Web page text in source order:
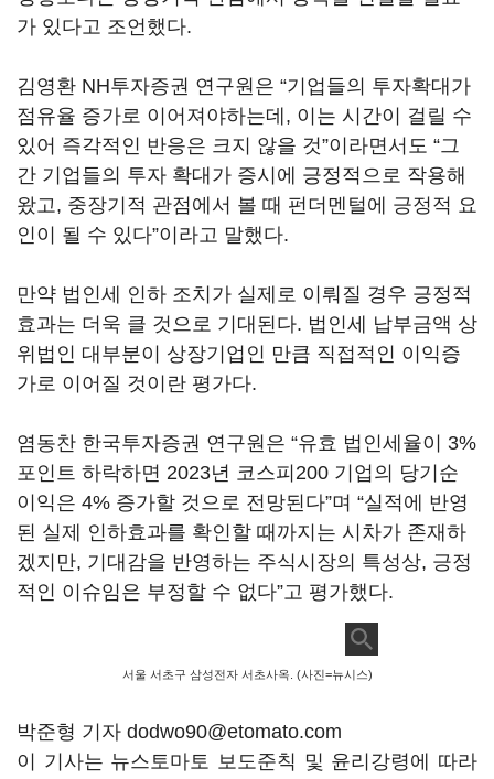
가 있다고 조언했다.
김영환 NH투자증권 연구원은 “기업들의 투자확대가
점유율 증가로 이어져야하는데, 이는 시간이 걸릴 수
있어 즉각적인 반응은 크지 않을 것”이라면서도 “그
간 기업들의 투자 확대가 증시에 긍정적으로 작용해
왔고, 중장기적 관점에서 볼 때 펀더멘털에 긍정적 요
인이 될 수 있다”이라고 말했다.
만약 법인세 인하 조치가 실제로 이뤄질 경우 긍정적
효과는 더욱 클 것으로 기대된다. 법인세 납부금액 상
위법인 대부분이 상장기업인 만큼 직접적인 이익증
가로 이어질 것이란 평가다.
염동찬 한국투자증권 연구원은 “유효 법인세율이 3%
포인트 하락하면 2023년 코스피200 기업의 당기순
이익은 4% 증가할 것으로 전망된다”며 “실적에 반영
된 실제 인하효과를 확인할 때까지는 시차가 존재하
겠지만, 기대감을 반영하는 주식시장의 특성상, 긍정
적인 이슈임은 부정할 수 없다”고 평가했다.
서울 서초구 삼성전자 서초사옥. (사진=뉴시스)
박준형 기자 dodwo90@etomato.com
이 기사는 뉴스토마토 보도준칙 및 윤리강령에 따라